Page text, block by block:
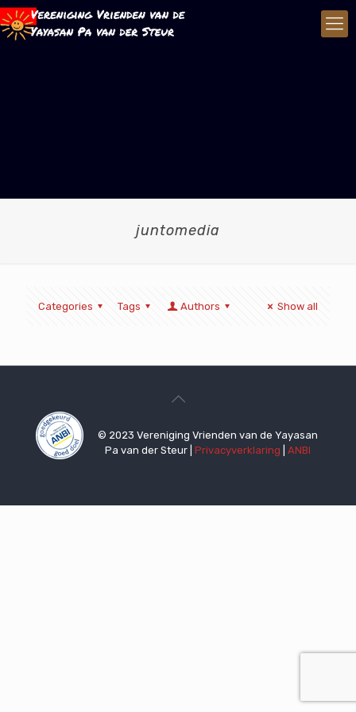
juntomedia
Categories Tags Authors Show all
© 2023 Vereniging Vrienden van de Yayasan
Pa van der Steur | Privacyverklaring ANBI